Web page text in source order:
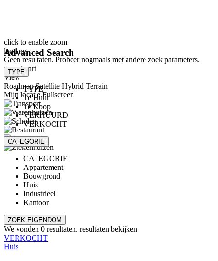
click to enable zoom
loading...
Geen resultaten. Probeer nogmaals met andere zoek parameters.
open kaart
View
Roadmap Satellite Hybrid Terrain
Mijn locatie Fullscreen
Advanced Search
TYPE
TYPE
Te Huur
Te Koop
VERHUURD
VERKOCHT
CATEGORIE
CATEGORIE
Appartement
Bouwgrond
Huis
Industrieel
Kantoor
ZOEK EIGENDOM
We vonden 0 resultaten. resultaten bekijken
VERKOCHT
Huis